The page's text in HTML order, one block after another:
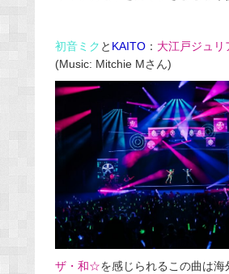
初音ミク と KAITO： 大江戸ジュリ
(Music: Mitchie Mさん)
ザ・和☆を感じられるこの曲は海